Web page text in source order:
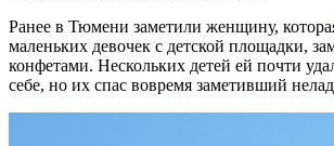
Ранее в Тюмени заметили женщину,
маленьких девочек с детской площадки,
конфетами. Нескольких детей ей почти
себе, но их спас вовремя заметивший